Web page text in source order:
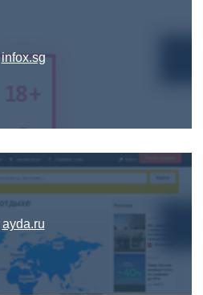
infox.sg
ayda.ru